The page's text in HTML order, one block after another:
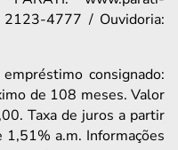
4777 / Ouvidoria:
consignado:
de 108 meses. Valor
Taxa de juros a partir
a.m. Informações